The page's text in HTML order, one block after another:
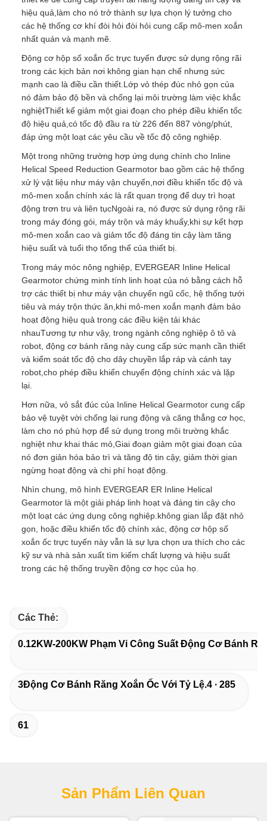
hiệu quả,làm cho nó trở thành sự lựa chọn lý tưởng cho
các hệ thống cơ khí đòi hỏi đòi hỏi cung cấp mô-men xoắn
nhất quán và mạnh mẽ.
Động cơ hộp số xoắn ốc trực tuyến được sử dụng rộng rãi
trong các kịch bản nơi không gian hạn chế nhưng sức
mạnh cao là điều cần thiết.Lớp vỏ thép đúc nhỏ gọn của
nó đảm bảo độ bền và chống lại môi trường làm việc khắc
nghiệtThiết kế giảm một giai đoạn cho phép điều khiển tốc
độ hiệu quả,có tốc độ đầu ra từ 226 đến 887 vòng/phút,
đáp ứng một loạt các yêu cầu về tốc độ công nghiệp.
Một trong những trường hợp ứng dụng chính cho Inline
Helical Speed Reduction Gearmotor bao gồm các hệ thống
xử lý vật liệu như máy vận chuyển,nơi điều khiển tốc độ và
mô-men xoắn chính xác là rất quan trọng để duy trì hoạt
động trơn tru và liên tụcNgoài ra, nó được sử dụng rộng rãi
trong máy đóng gói, máy trộn và máy khuấy,khi sự kết hợp
mô-men xoắn cao và giảm tốc độ đáng tin cậy làm tăng
hiệu suất và tuổi thọ tổng thể của thiết bị.
Trong máy móc nông nghiệp, EVERGEAR Inline Helical
Gearmotor chứng minh tính linh hoạt của nó bằng cách hỗ
trợ các thiết bị như máy vận chuyển ngũ cốc, hệ thống tưới
tiêu và máy trộn thức ăn,khi mô-men xoắn mạnh đảm bảo
hoạt động hiệu quả trong các điều kiện tải khác
nhauTương tự như vậy, trong ngành công nghiệp ô tô và
robot, động cơ bánh răng này cung cấp sức mạnh cần thiết
và kiểm soát tốc độ cho dây chuyền lắp ráp và cánh tay
robot,cho phép điều khiển chuyển động chính xác và lặp
lại.
Hơn nữa, vỏ sắt đúc của Inline Helical Gearmotor cung cấp
bảo vệ tuyệt vời chống lại rung động và căng thẳng cơ học,
làm cho nó phù hợp để sử dụng trong môi trường khắc
nghiệt như khai thác mỏ,Giai đoạn giảm một giai đoạn của
nó đơn giản hóa bảo trì và tăng độ tin cậy, giảm thời gian
ngừng hoạt động và chi phí hoạt động.
Nhìn chung, mô hình EVERGEAR ER Inline Helical
Gearmotor là một giải pháp linh hoạt và đáng tin cậy cho
một loạt các ứng dụng công nghiệp.không gian lắp đặt nhỏ
gọn, hoặc điều khiển tốc độ chính xác, động cơ hộp số
xoắn ốc trực tuyến này vẫn là sự lựa chọn ưa thích cho các
kỹ sư và nhà sản xuất tìm kiếm chất lượng và hiệu suất
trong các hệ thống truyền động cơ học của họ.
Các Thẻ:
0.12KW-200KW Phạm Vi Công Suất Động Cơ Bánh
3Động Cơ Bánh Răng Xoắn Ốc Với Tỷ Lệ.4 ∙ 285
61
Sản Phẩm Liên Quan